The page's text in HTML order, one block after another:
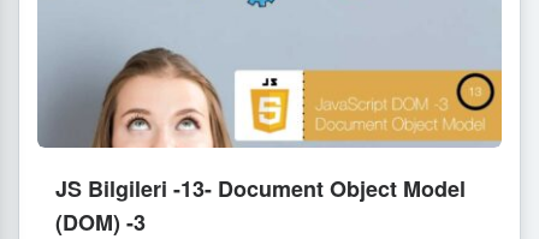
JS Bilgileri -13- Document Object Model
(DOM) -3